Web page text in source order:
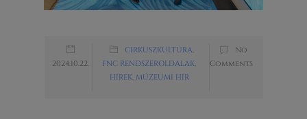
2024.10.22.
CIRKUSZKULTÚRA,
FNC RENDSZEROLDALAK,
HÍREK, MÚZEUMI HÍR
No
Comments